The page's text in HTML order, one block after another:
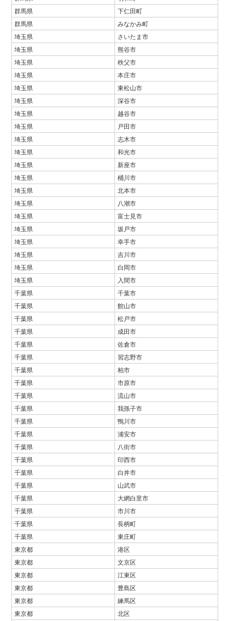
群馬県
下仁田町
群馬県
みなかみ町
埼玉県
さいたま市
埼玉県
熊谷市
埼玉県
秩父市
埼玉県
本庄市
埼玉県
東松山市
埼玉県
深谷市
埼玉県
越谷市
埼玉県
戸田市
埼玉県
志木市
埼玉県
和光市
埼玉県
新座市
埼玉県
桶川市
埼玉県
北本市
埼玉県
八潮市
埼玉県
富士見市
埼玉県
坂戸市
埼玉県
幸手市
埼玉県
吉川市
埼玉県
白岡市
埼玉県
入間市
千葉県
千葉市
千葉県
館山市
千葉県
松戸市
千葉県
成田市
千葉県
佐倉市
千葉県
習志野市
千葉県
柏市
千葉県
市原市
千葉県
流山市
千葉県
我孫子市
千葉県
鴨川市
千葉県
浦安市
千葉県
八街市
千葉県
印西市
千葉県
白井市
千葉県
山武市
千葉県
大網白里市
千葉県
市川市
千葉県
長柄町
千葉県
東庄町
東京都
港区
東京都
文京区
東京都
江東区
東京都
豊島区
東京都
練馬区
東京都
北区